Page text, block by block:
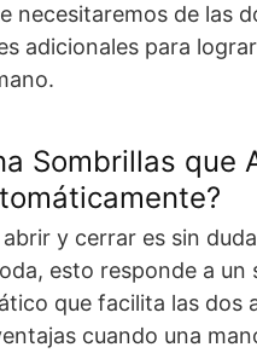
necesitaremos de las
adicionales para
Sombrillas que
y cerrar es sin
esto responde a un
que facilita las dos
cuando una